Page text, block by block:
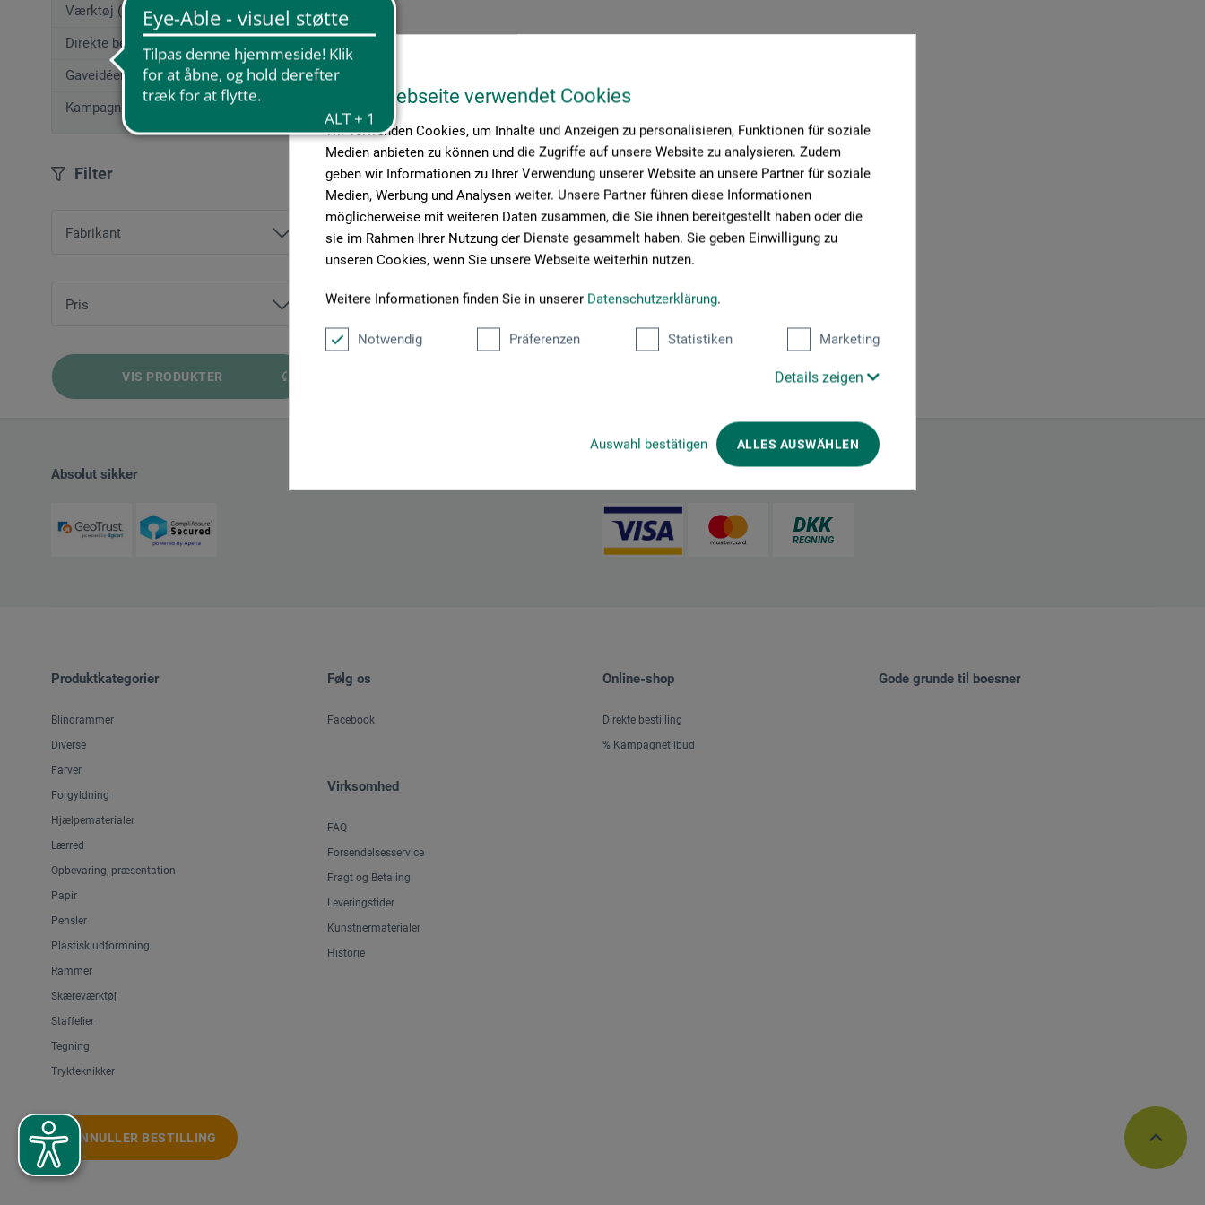
Diese Webseite verwendet Cookies
Wir verwenden Cookies, um Inhalte und Anzeigen zu personalisieren, Funktionen für soziale
Medien anbieten zu können und die Zugriffe auf unsere Website zu analysieren. Zudem
geben wir Informationen zu Ihrer Verwendung unserer Website an unsere Partner für soziale
Medien, Werbung und Analysen weiter. Unsere Partner führen diese Informationen
möglicherweise mit weiteren Daten zusammen, die Sie ihnen bereitgestellt haben oder die
sie im Rahmen Ihrer Nutzung der Dienste gesammelt haben. Sie geben Einwilligung zu
unseren Cookies, wenn Sie unsere Webseite weiterhin nutzen.
Weitere Informationen finden Sie in unserer Datenschutzerklärung.
Notwendig Präferenzen Statistiken Marketing
Details zeigen
Auswahl bestätigen ALLES AUSWÄHLEN
Værktøj (50)
Direkte bestilling
Gaveidéer (12)
Kampagnetilbud
Filter
Fabrikant
Pris
VIS PRODUKTER
Absolut sikker
Produktkategorier
Blindrammer
Diverse
Farver
Forgyldning
Hjælpematerialer
Lærred
Opbevaring, præsentation
Papir
Pensler
Plastisk udformning
Rammer
Skæreværktøj
Staffelier
Tegning
Trykteknikker
ANNULLER BESTILLING
Følg os
Facebook
Virksomhed
FAQ
Forsendelsesservice
Fragt og Betaling
Leveringstider
Kunstnermaterialer
Historie
Online-shop
Direkte bestilling
% Kampagnetilbud
Gode grunde til boesner